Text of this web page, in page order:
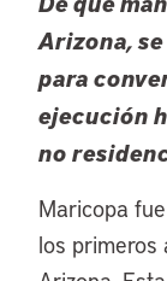
Arizona,
para
ejecución
no
Maricopa
los primeros